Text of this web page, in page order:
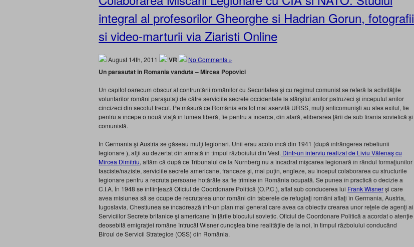
integral al profesorilor Gheorghe si Hadrian Gorun, fotografii
si video-marturii via Ziaristi Online
August 14th, 2011 VR No Comments »
Un parasutat in Romania vanduta – Mircea Popovici
Un capitol oarecum obscur al confruntării românilor cu Securitatea şi cu regimul comunist se referă la activităţile
voluntarilor români paraşutaţi de către serviciile secrete occidentale la sfârşitul anilor patruzeci şi începutul anilor
cincizeci din secolul trecut. Pe măsură ce România era tot mai aservită URSS, mulţi anticomunişti au ales exilul, fie
pentru a începe o nouă viaţă în lumea liberă, fie pentru a încerca, din afară, eliberarea ţării de sub tirania sovietică şi
comunistă.
În Germania şi Austria se găseau mulţi legionari. Unii erau acolo încă din 1941 (după înfrângerea rebeliunii
legionare ), alţii au dezertat din armată în timpul războiului din Vest. Dintr-un interviu realizat de Liviu Vălenaş cu
Mircea Dimitriu, aflăm că după ce Tribunalul de la Nurnberg nu a încadrat mişcarea legionară în rândul formaţiunilor
fasciste/naziste, serviciile secrete americane, franceze şi, mai puţin, engleze, au început colaborarea cu structurile
legionare pentru a recruta persoane hotărâte sa fie trimise în România ocupată. Se punea în practică o decizie a
C.I.A. În 1948 se înfiinţează Oficiul de Coordonare Politică (O.P.C.), aflat sub conducerea lui Frank Wisnerşi care
avea misiunea să se ocupe de recrutarea unor români din taberele de refugiaţi români aflaţi în Germania, Austria,
Iugoslavia. Chestiunea se încadrează într-un plan mai general care avea ca obiectiv crearea unor reţele de agenţi ai
Serviciilor Secrete britanice şi americane în ţările blocului sovietic. Oficiul de Coordonare Politică a acordat o atenţie
deosebită emigraţiei române întrucât Wisner cunoştea bine realităţile de la noi, în timpul războiului conducând
Biroul de Servicii Strategice (OSS) din România.